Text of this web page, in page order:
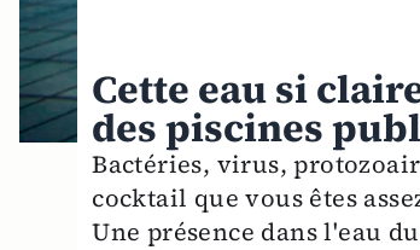
Cette eau si
des piscines
Bactéries, virus,
cocktail que vous êtes
Une présence dans l'eau